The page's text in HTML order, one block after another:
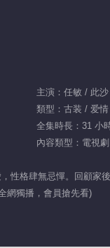
主演：任敏 / 此
類型：古装 / 爱情
全集時長：31 小
內容類型：電視劇
格肆無忌憚。回顧
網獨播，會員搶先看)